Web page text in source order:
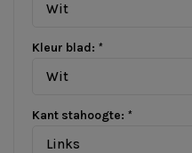
Wit
Kleur blad: *
Wit
Kant stahoogte: *
Links